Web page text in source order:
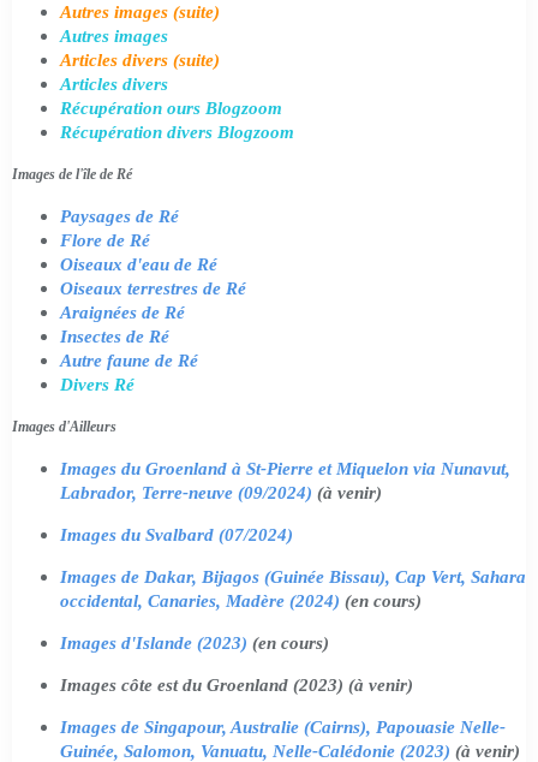
Autres images (suite)
Autres images
Articles divers (suite)
Articles divers
Récupération ours Blogzoom
Récupération divers Blogzoom
Images de l'île de Ré
Paysages de Ré
Flore de Ré
Oiseaux d'eau de Ré
Oiseaux terrestres de Ré
Araignées de Ré
Insectes de Ré
Autre faune de Ré
Divers Ré
Images d'Ailleurs
Images du Groenland à St-Pierre et Miquelon via Nunavut,
Labrador, Terre-neuve (09/2024) (à venir)
Images du Svalbard (07/2024)
Images de Dakar, Bijagos (Guinée Bissau), Cap Vert, Sahara
occidental, Canaries, Madère (2024) (en cours)
Images d'Islande (2023) (en cours)
Images côte est du Groenland (2023) (à venir)
Images de Singapour, Australie (Cairns), Papouasie Nelle-
Guinée, Salomon, Vanuatu, Nelle-Calédonie (2023) (à venir)